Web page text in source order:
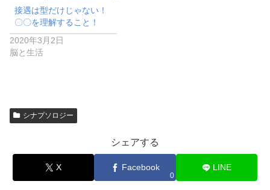
接遇は型だけじゃない！
〇〇を理解すること！
2020年3月2日
脳と生活
シナプソロジー
シェアする
X Facebook
0
LINE